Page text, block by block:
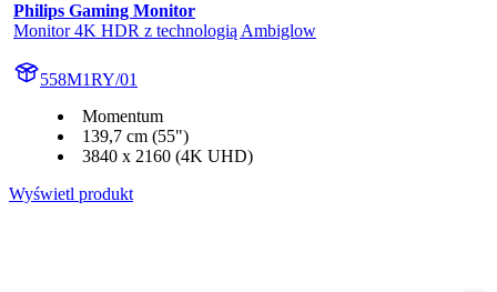
Philips Gaming Monitor
Monitor 4K HDR z technologią Ambiglow
558M1RY/01
Momentum
139,7 cm (55")
3840 x 2160 (4K UHD)
Wyświetl produkt